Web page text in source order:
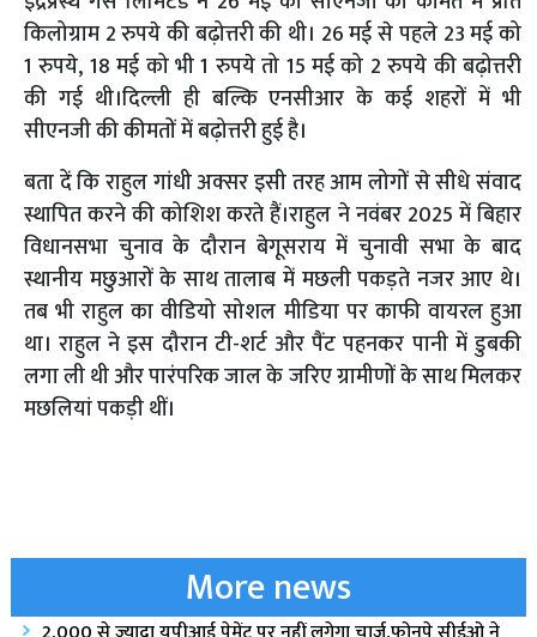
किलोग्राम 2 रुपये की बढ़ोत्तरी की थी। 26 मई से पहले 23 मई को
1 रुपये, 18 मई को भी 1 रुपये तो 15 मई को 2 रुपये की बढ़ोत्तरी
की गई थी।दिल्ली ही बल्कि एनसीआर के कई शहरों में भी
सीएनजी की कीमतों में बढ़ोत्तरी हुई है।
बता दें कि राहुल गांधी अक्सर इसी तरह आम लोगों से सीधे संवाद
स्थापित करने की कोशिश करते हैं।राहुल ने नवंबर 2025 में बिहार
विधानसभा चुनाव के दौरान बेगूसराय में चुनावी सभा के बाद
स्थानीय मछुआरों के साथ तालाब में मछली पकड़ते नजर आए थे।
तब भी राहुल का वीडियो सोशल मीडिया पर काफी वायरल हुआ
था। राहुल ने इस दौरान टी-शर्ट और पैंट पहनकर पानी में डुबकी
लगा ली थी और पारंपरिक जाल के जरिए ग्रामीणों के साथ मिलकर
मछलियां पकड़ी थीं।
More news